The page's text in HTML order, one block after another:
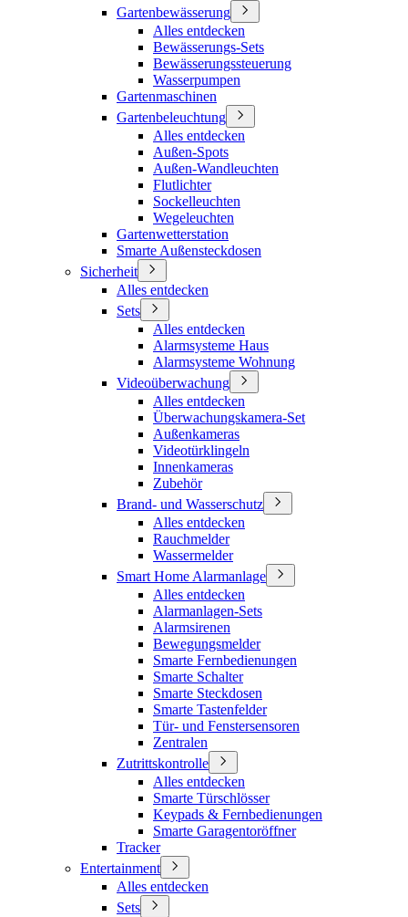
Gartenbewässerung
Alles entdecken
Bewässerungs-Sets
Bewässerungssteuerung
Wasserpumpen
Gartenmaschinen
Gartenbeleuchtung
Alles entdecken
Außen-Spots
Außen-Wandleuchten
Flutlichter
Sockelleuchten
Wegeleuchten
Gartenwetterstation
Smarte Außensteckdosen
Sicherheit
Alles entdecken
Sets
Alles entdecken
Alarmsysteme Haus
Alarmsysteme Wohnung
Videoüberwachung
Alles entdecken
Überwachungskamera-Set
Außenkameras
Videotürklingeln
Innenkameras
Zubehör
Brand- und Wasserschutz
Alles entdecken
Rauchmelder
Wassermelder
Smart Home Alarmanlage
Alles entdecken
Alarmanlagen-Sets
Alarmsirenen
Bewegungsmelder
Smarte Fernbedienungen
Smarte Schalter
Smarte Steckdosen
Smarte Tastenfelder
Tür- und Fenstersensoren
Zentralen
Zutrittskontrolle
Alles entdecken
Smarte Türschlösser
Keypads & Fernbedienungen
Smarte Garagentoröffner
Tracker
Entertainment
Alles entdecken
Sets